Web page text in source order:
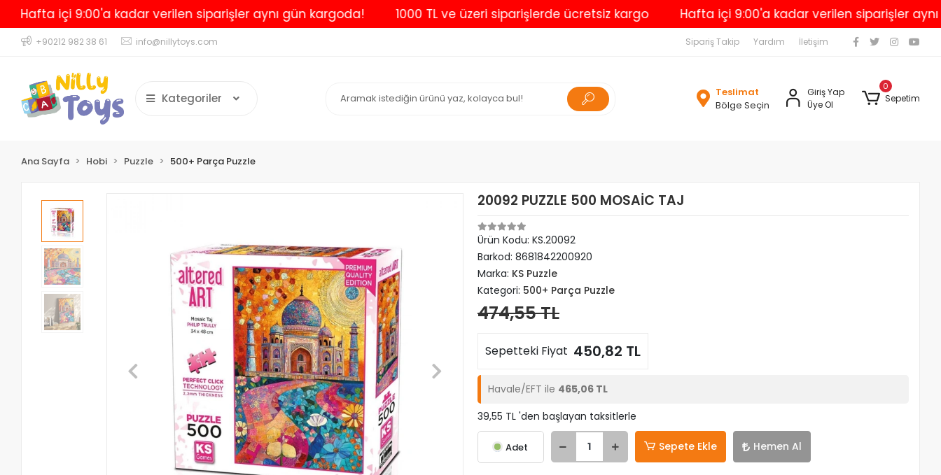
içi 9:00'a kadar verilen siparişler aynı gün kargoda! 1000 TL ve üzeri siparişlerde ücretsiz kargo Hafta içi 9:00'a kadar verilen siparişler aynı gün
+90212 982 38 61 info@nillytoys.com Sipariş Takip Yardım İletişim
Kategoriler
Teslimat
Bölge Seçin
Giriş Yap
Üye Ol
0
Sepetim
Ana Sayfa Hobi Puzzle 500+ Parça Puzzle
20092 PUZZLE 500 MOSAİC TAJ
Ürün Kodu: KS.20092
Barkod: 8681842200920
Marka: KS Puzzle
Kategori: 500+ Parça Puzzle
474,55 TL
Sepetteki Fiyat 450,82 TL
Havale/EFT ile 465,06 TL
39,55 TL 'den başlayan taksitlerle
Adet Sepete Ekle Hemen Al